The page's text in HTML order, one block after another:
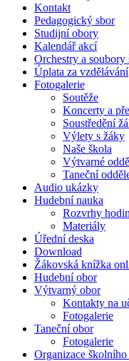
Kontakt
Pedagogický sbor
Studijní obory
Kalendář akcí
Orchestry a soubory
Úplata za vzdělávání
Fotogalerie
Soutěže
Koncerty a
Soustředění
Výlety s žáky
Naše škola
Výtvarné
Taneční
Audio ukázky
Hudební nauka
Rozvrhy hodin
Materiály
Úřední deska
Download
Žákovská knížka
Hudební obor
Výtvarný obor
Kontakty na
Fotogalerie
Taneční obor
Fotogalerie
Organizace